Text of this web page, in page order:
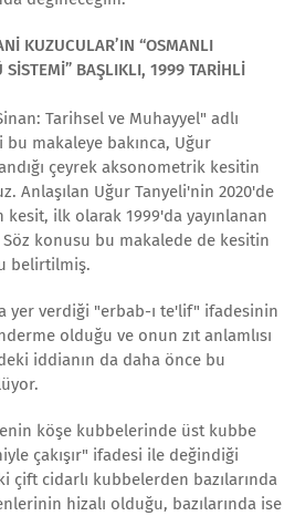
KUZUCULAR’IN “OSMANLI
BAŞLIKLI, 1999 TARİHLİ
Tarihsel ve Muhayyel" adlı
makaleye bakınca, Uğur
çeyrek aksonometrik kesitin
Anlaşılan Uğur Tanyeli'nin 2020'de
kesit, ilk olarak 1999'da yayınlanan
Söz konusu bu makalede de kesitin
belirtilmiş.
yer verdiği "erbab-ı te'lif" ifadesinin
olduğu ve onun zıt anlamlısı
iddianın da daha önce bu
köşe kubbelerinde üst kubbe
çakışır" ifadesi ile değindiği
çift cidarlı kubbelerden bazılarında
hizalı olduğu, bazılarında ise